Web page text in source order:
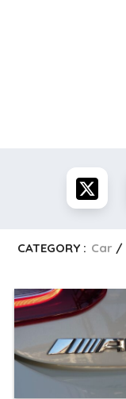
CATEGORY : Car